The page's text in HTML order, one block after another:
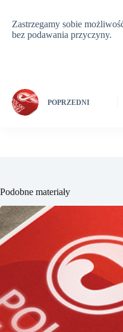
Zastrzegamy sobie
bez podawania przyczyny.
POPRZEDNI
Podobne materiały